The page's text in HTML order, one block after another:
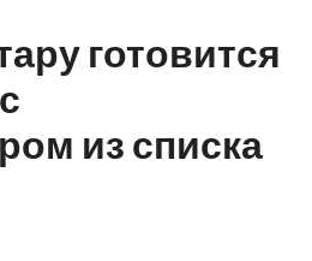
готовится
из списка